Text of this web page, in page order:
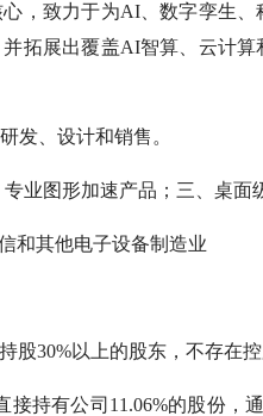
，致力于为AI、数字孪生
拓展出覆盖AI智算、云计
发、设计和销售。
业图形加速产品；三、桌面
和其他电子设备制造业
股30%以上的股东，不存在控
接持有公司11.06%的股份，